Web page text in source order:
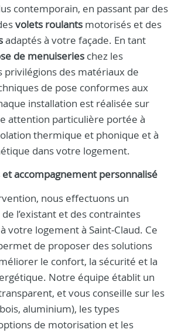
contemporain, en passant par des
volets roulants motorisés et des
adaptés à votre façade. En tant
de menuiseries chez les
privilégions des matériaux de
de pose conformes aux
installation est réalisée sur
attention particulière portée à
thermique et phonique et à
dans votre logement.
et accompagnement personnalisé
nous effectuons un
l’existant et des contraintes
votre logement à Saint‑Claud. Ce
de proposer des solutions
le confort, la sécurité et la
Notre équipe établit un
et vous conseille sur les
aluminium), les types
de motorisation et les